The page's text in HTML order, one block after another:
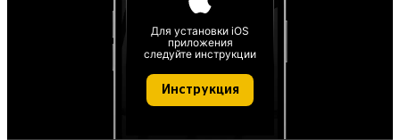
Для установки iOS
приложения
следуйте инструкции
Инструкция